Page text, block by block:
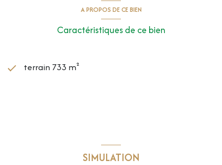
A PROPOS DE CE BIEN
Caractéristiques de ce bien
terrain 733 m²
SIMULATION